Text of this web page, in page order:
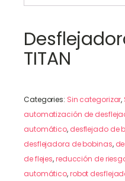
TITAN
Categories: Sin categorizar,
automatización de
automático, desflejado de
desflejadora de bobinas,
de flejes,reducción de
automático,robot